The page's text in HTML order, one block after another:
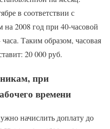
в соответствии с
на 2008 год при 40-часовой
Таким образом, часовая
20 000 руб.
при
времени
начислить доплату до